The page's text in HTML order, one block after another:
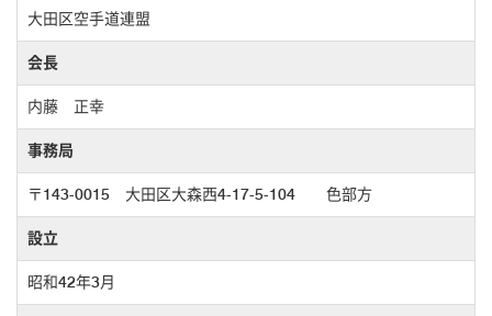
大田区空手道連盟
会長
内藤 正幸
事務局
〒143-0015 大田区大森西4-17-5-104 色部方
設立
昭和42年3月